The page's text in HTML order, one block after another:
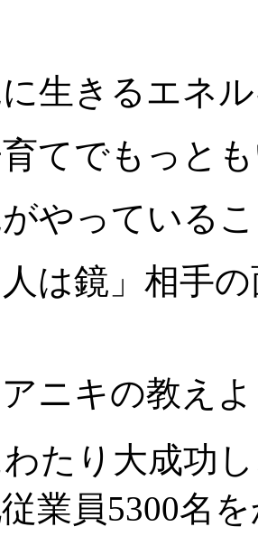
に生きるエネ
育てでもっと
がやっている
人は鏡」相手
アニキの教え
たり大成功
業員5300名